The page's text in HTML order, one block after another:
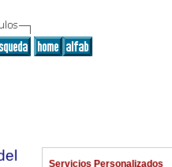
Servicios Personalizados